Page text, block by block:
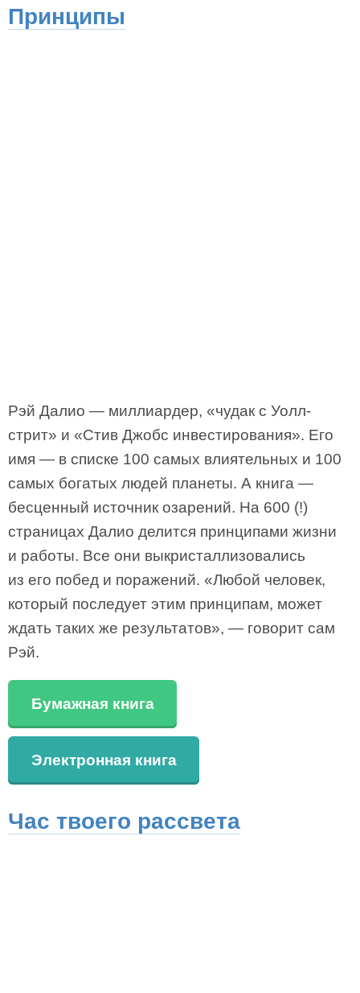
Принципы
Рэй Далио — миллиардер, «чудак с Уолл-
стрит» и «Стив Джобс инвестирования». Его
имя — в списке 100 самых влиятельных и 100
самых богатых людей планеты. А книга —
бесценный источник озарений. На 600 (!)
страницах Далио делится принципами жизни
и работы. Все они выкристаллизовались
из его побед и поражений. «Любой человек,
который последует этим принципам, может
ждать таких же результатов», — говорит сам
Рэй.
Бумажная книга
Электронная книга
Час твоего рассвета